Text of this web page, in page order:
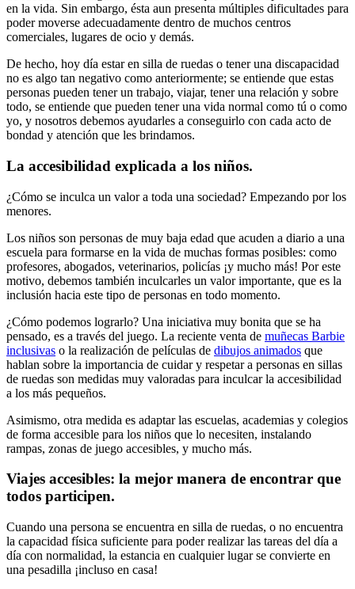
en la vida. Sin embargo, ésta aun presenta múltiples dificultades para
poder moverse adecuadamente dentro de muchos centros
comerciales, lugares de ocio y demás.
De hecho, hoy día estar en silla de ruedas o tener una discapacidad
no es algo tan negativo como anteriormente; se entiende que estas
personas pueden tener un trabajo, viajar, tener una relación y sobre
todo, se entiende que pueden tener una vida normal como tú o como
yo, y nosotros debemos ayudarles a conseguirlo con cada acto de
bondad y atención que les brindamos.
La accesibilidad explicada a los niños.
¿Cómo se inculca un valor a toda una sociedad? Empezando por los
menores.
Los niños son personas de muy baja edad que acuden a diario a una
escuela para formarse en la vida de muchas formas posibles: como
profesores, abogados, veterinarios, policías ¡y mucho más! Por este
motivo, debemos también inculcarles un valor importante, que es la
inclusión hacia este tipo de personas en todo momento.
¿Cómo podemos lograrlo? Una iniciativa muy bonita que se ha
pensado, es a través del juego. La reciente venta de muñecas Barbie
inclusivas o la realización de películas de dibujos animados que
hablan sobre la importancia de cuidar y respetar a personas en sillas
de ruedas son medidas muy valoradas para inculcar la accesibilidad
a los más pequeños.
Asimismo, otra medida es adaptar las escuelas, academias y colegios
de forma accesible para los niños que lo necesiten, instalando
rampas, zonas de juego accesibles, y mucho más.
Viajes accesibles: la mejor manera de encontrar que
todos participen.
Cuando una persona se encuentra en silla de ruedas, o no encuentra
la capacidad física suficiente para poder realizar las tareas del día a
día con normalidad, la estancia en cualquier lugar se convierte en
una pesadilla ¡incluso en casa!